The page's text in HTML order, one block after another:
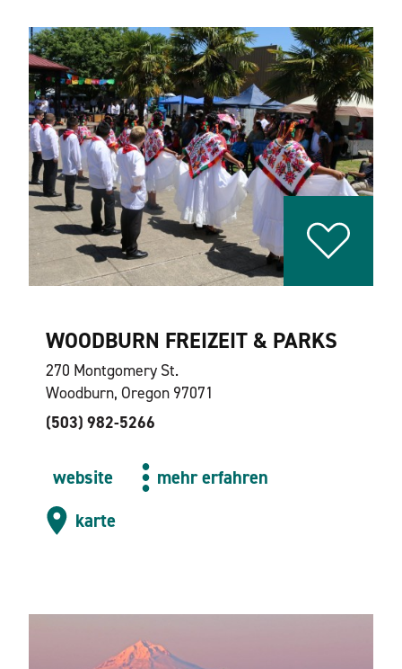
WOODBURN FREIZEIT & PARKS
270 Montgomery St.
Woodburn, Oregon 97071
(503) 982-5266
website
mehr erfahren
karte